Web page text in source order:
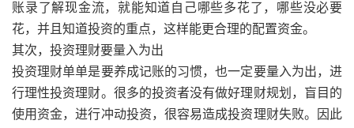
账录了解现金流，就能知道自己哪些多花了，哪些没必要
花，并且知道投资的重点，这样能更合理的配置资金。
其次，投资理财要量入为出
投资理财单单是要养成记账的习惯，也一定要量入为出，进
行理性投资理财。很多的投资者没有做好理财规划，盲目的
使用资金，进行冲动投资，很容易造成投资理财失败。因此